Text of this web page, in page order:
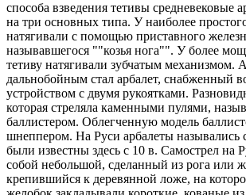
способа взведения тетивы средневековые
на три основных типа. У наиболее
натягивали с помощью приставного
называвшегося ""козья нога"". У более
тетиву натягивали зубчатым
дальнобойным стал арбалет, снабженный
устройством с двумя рукоятками.
которая стреляла каменными пулями,
баллистером. Облегченную модель
шнеппером. На Руси арбалеты назывались
были известны здесь с 10 в. Самострел на
собой небольшой, сделанный из рога или
крепившийся к деревянной ложе, на